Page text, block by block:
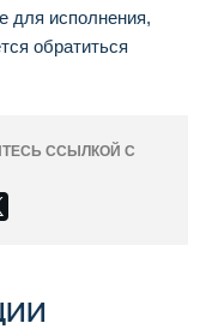
для исполнения,
обратиться
ССЫЛКОЙ С